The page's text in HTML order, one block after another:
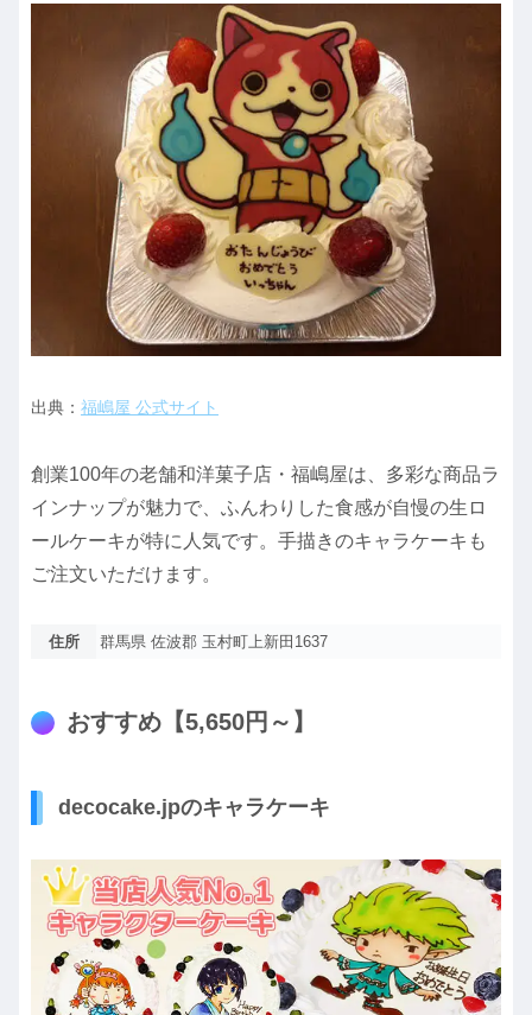
出典： 福嶋屋 公式サイト
創業100年の老舗和洋菓子店・福嶋屋は、多彩な商品ラ
インナップが魅力で、ふんわりした食感が自慢の生ロ
ールケーキが特に人気です。手描きのキャラケーキも
ご注文いただけます。
住所 群馬県 佐波郡 玉村町上新田1637
おすすめ【5,650円～】
decocake.jpのキャラケーキ